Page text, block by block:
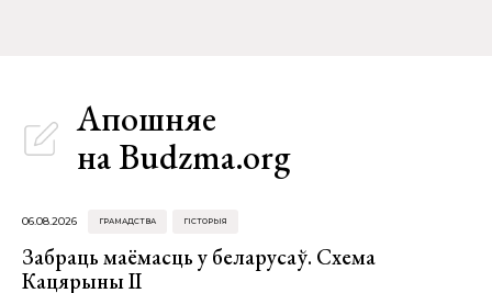
Апошняе
на Budzma.org
06.08.2026 ГРАМАДСТВА ГІСТОРЫЯ
Забраць маёмасць у беларусаў. Схема
Кацярыны ІІ